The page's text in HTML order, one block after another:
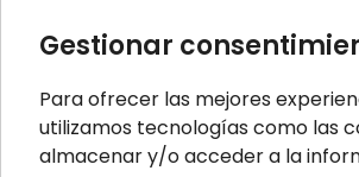
Gestionar
Para ofrecer las mejores
utilizamos tecnologías como las
almacenar y/o acceder a la
Aislamiento térmico
Material ignífugo aislante
Paneles aislantes